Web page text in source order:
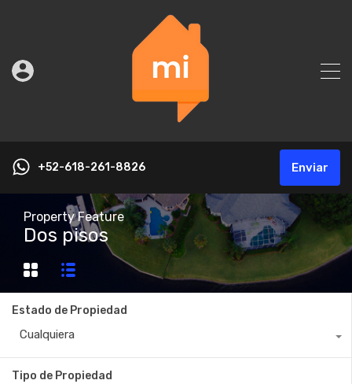
+52-618-261-8826 Enviar
Property Feature
Dos pisos
Estado de Propiedad
Cualquiera
Tipo de Propiedad